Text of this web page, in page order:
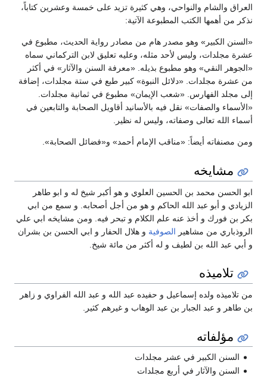
العراق والشام والنواحي، وهي كثيرة تزيد على خمسة وعشرين كتاباً،
نذكر من أهمها الكتب المطبوعة الآتية:
«السنن الكبير» وهو مصدر هام من مصادر رواية الحديث، مطبوع في
عشرة مجلدات، وليس لأحد مثله، وعليه تعليق لابن التركماني سماه
«الجوهر النقي» وهو مطبوع بذيله. «معرفة السنن والآثار» في أكثر
من عشرة مجلدات. «دلائل النبوة» كبير طبع في ستة مجلدات، إضافة
إلى مجلد الفهارس. «شعب الإيمان» مطبوع في ثمانية مجلدات.
«الأسماء والصفات» نقل فيه بالأسانيد أقاويل الصحابة والتابعين في
أسماء الله تعالى وصفاته، وليس له نظير.
ومن مصنفاته أيضاً: «مناقب الإمام أحمد» و«فضائل الصحابة».
مشايخه
ابو الحسن محمد بن الحسين العلوي و هو أكبر شيخ له و ابو طاهر
الزيادي و أبو عبد الله الحاكم و هو من أجل أصحابه. و سمع من ابي
بكر بن فورك و أخذ عنه علم الكلام و تبحر فيه. ومن مشايخه ابي علي
الروذباري من مشاهير الصوفية و هلال الحفار و ابي الحسن بن بشران
و أبي عبد الله بن لطيف و له أكثر من مائة شيخ.
تلاميذه
من تلاميذه ولده إسماعيل و حفيده عبد الله و عبد الله الفراوي و زاهر
بن طاهر و عبد الجبار بن عبد الوهاب و غيرهم كثير.
مؤلفاته
السنن الكبير في عشر مجلدات
السنن والآثار في أربع مجلدات